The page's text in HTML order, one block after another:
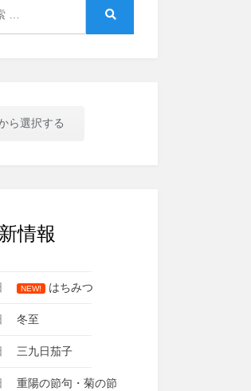
ら選択する
情報
NEW! はちみつ
冬至
三九日茄子
重陽の節句・菊の節